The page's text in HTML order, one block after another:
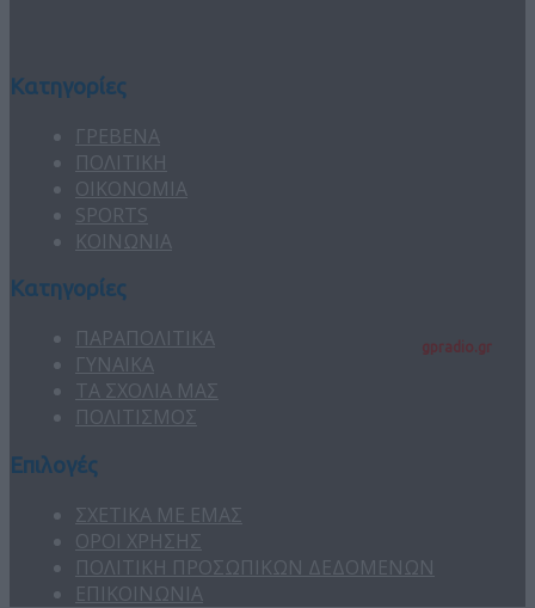
Κατηγορίες
ΓΡΕΒΕΝΑ
ΠΟΛΙΤΙΚΗ
ΟΙΚΟΝΟΜΙΑ
SPORTS
ΚΟΙΝΩΝΙΑ
Κατηγορίες
ΠΑΡΑΠΟΛΙΤΙΚΑ
ΓΥΝΑΙΚΑ
ΤΑ ΣΧΟΛΙΑ ΜΑΣ
ΠΟΛΙΤΙΣΜΟΣ
Επιλογές
ΣΧΕΤΙΚΑ ΜΕ ΕΜΑΣ
ΟΡΟΙ ΧΡΗΣΗΣ
ΠΟΛΙΤΙΚΗ ΠΡΟΣΩΠΙΚΩΝ ΔΕΔΟΜΕΝΩΝ
ΕΠΙΚΟΙΝΩΝΙΑ
gpradio.gr